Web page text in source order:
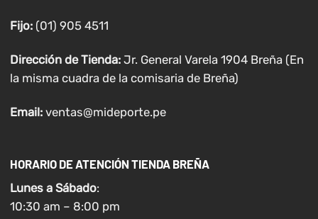
Fijo:(01) 905 4511
Dirección de Tienda: Jr. General Varela 1904 Breña (En
la misma cuadra de la comisaria de Breña)
Email: ventas@mideporte.pe
HORARIO DE ATENCIÓN TIENDA BREÑA
Lunes a Sábado:
10:30 am – 8:00 pm